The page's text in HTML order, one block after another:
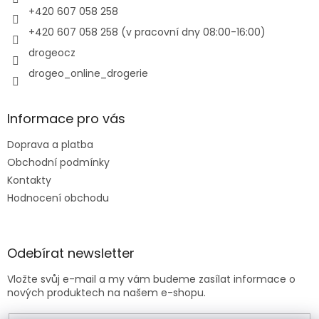
k
+420 607 058 258
+420 607 058 258 (v pracovní dny 08:00-16:00)
drogeocz
drogeo_online_drogerie
Informace pro vás
Doprava a platba
Obchodní podmínky
Kontakty
Hodnocení obchodu
Odebírat newsletter
Vložte svůj e-mail a my vám budeme zasílat informace o
nových produktech na našem e-shopu.